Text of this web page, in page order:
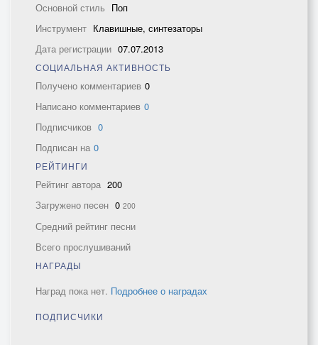
Основной стиль Поп
Инструмент Клавишные, синтезаторы
Дата регистрации 07.07.2013
СОЦИАЛЬНАЯ АКТИВНОСТЬ
Получено комментариев 0
Написано комментариев 0
Подписчиков 0
Подписан на 0
РЕЙТИНГИ
Рейтинг автора 200
Загружено песен 0 200
Средний рейтинг песни
Всего прослушиваний
НАГРАДЫ
Наград пока нет. Подробнее о наградах
ПОДПИСЧИКИ